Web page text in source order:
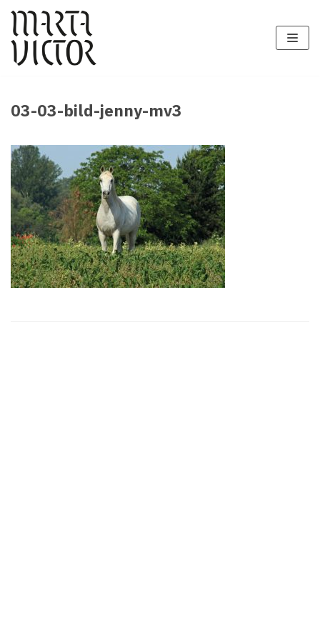
Zum
Inhalt
springen
03-03-bild-jenny-mv3